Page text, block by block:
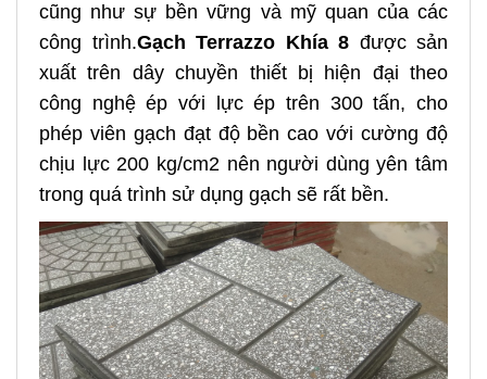
cũng như sự bền vững và mỹ quan của các
công trình.Gạch Terrazzo Khía 8 được sản
xuất trên dây chuyền thiết bị hiện đại theo
công nghệ ép với lực ép trên 300 tấn, cho
phép viên gạch đạt độ bền cao với cường độ
chịu lực 200 kg/cm2 nên người dùng yên tâm
trong quá trình sử dụng gạch sẽ rất bền.